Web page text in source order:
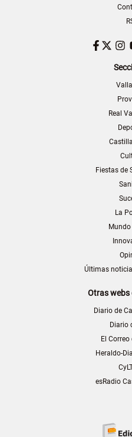
Real
Fiestas de
La
Últimas
Otras webs
Diario de
Diario
El
Heraldo-
esRadio